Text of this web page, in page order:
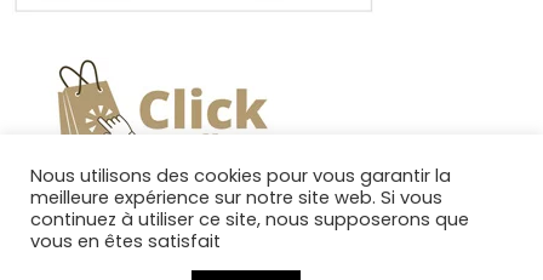
Nous utilisons des cookies pour vous garantir la
meilleure expérience sur notre site web. Si vous
continuez à utiliser ce site, nous supposerons que
vous en êtes satisfait